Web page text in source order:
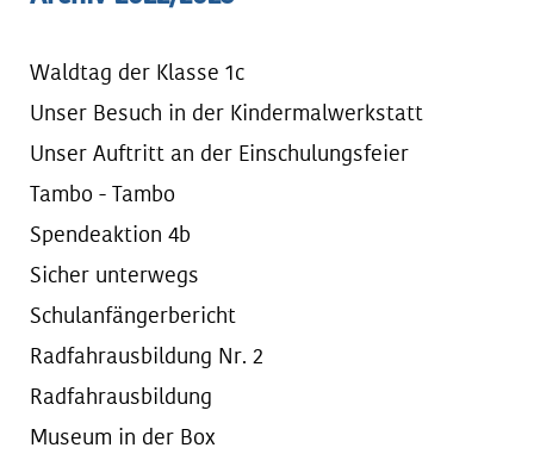
Waldtag der Klasse 1c
Unser Besuch in der Kindermalwerkstatt
Unser Auftritt an der Einschulungsfeier
Tambo - Tambo
Spendeaktion 4b
Sicher unterwegs
Schulanfängerbericht
Radfahrausbildung Nr. 2
Radfahrausbildung
Museum in der Box